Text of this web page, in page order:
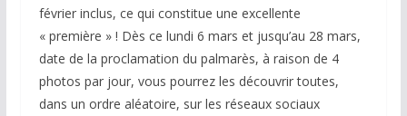
février inclus, ce qui constitue une excellente
« première » ! Dès ce lundi 6 mars et jusqu’au 28 mars,
date de la proclamation du palmarès, à raison de 4
photos par jour, vous pourrez les découvrir toutes,
dans un ordre aléatoire, sur les réseaux sociaux